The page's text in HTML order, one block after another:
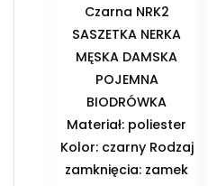
Czarna NRK2
SASZETKA NERKA
MĘSKA DAMSKA
POJEMNA
BIODRÓWKA
Materiał: poliester
Kolor: czarny Rodzaj
zamknięcia: zamek